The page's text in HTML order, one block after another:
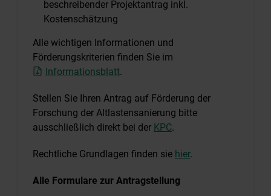
beschreibender Projektantrag inkl.
Kostenschätzung
Alle wichtigen Informationen und
Förderungskriterien finden Sie im
Informationsblatt.
Stellen Sie Ihren Antrag auf Förderung der
Forschung der Altlastensanierung bitte
ausschließlich direkt bei der KPC.
Rechtliche Grundlagen finden sie hier.
Alle Formulare zur Antragstellung